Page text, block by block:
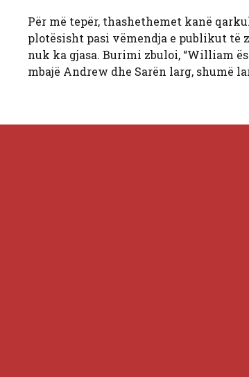
Për më tepër, thashethemet kanë
plotësisht pasi vëmendja e publikut të
nuk ka gjasa. Burimi zbuloi, “William
mbajë Andrew dhe Sarën larg, shumë